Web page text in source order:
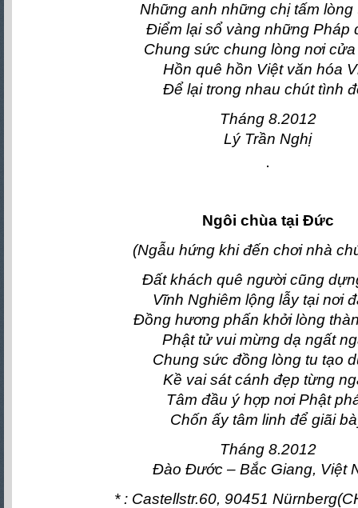
Những anh những chị tấm lòng
Điểm lại sổ vàng những Pháp
Chung sức chung lòng nơi
Hồn quê hồn Việt văn hóa
Để lại trong nhau chút tình
Tháng 8.2012
Lý Trần Nghị
Ngôi chùa tại Đức
(Ngẫu hứng khi đến chơi nhà
Đất khách quê người cũng
Vĩnh Nghiêm lộng lẫy tại nơi
Đồng hương phấn khởi lòng
Phật tử vui mừng dạ ngất
Chung sức đồng lòng tu tạo
Kề vai sát cánh đẹp từng
Tâm đầu ý hợp nơi Phật
Chốn ấy tâm linh để giãi
Tháng 8.2012
Đào Đước – Bắc Giang, Việt
* : Castellstr.60, 90451